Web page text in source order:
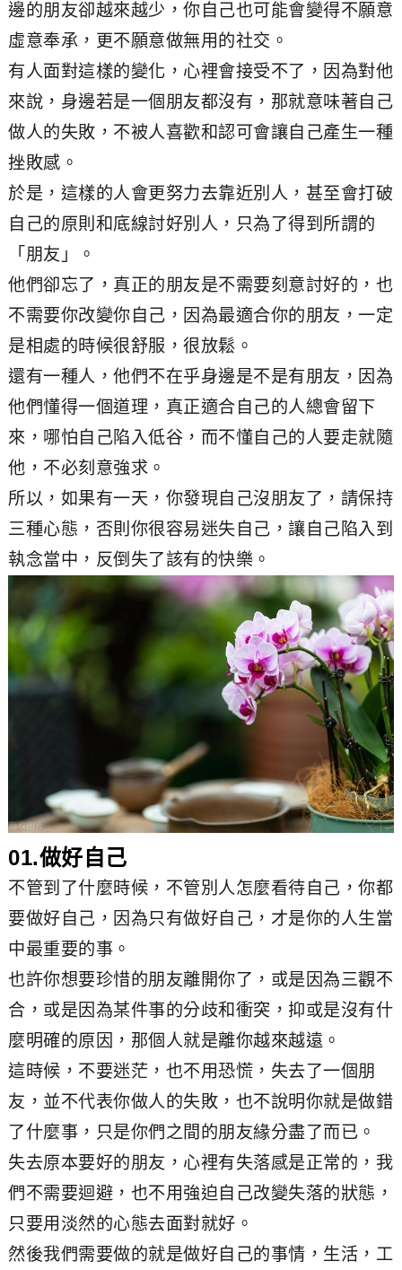
邊的朋友卻越來越少，你自己也可能會變得不願意
虛意奉承，更不願意做無用的社交。
有人面對這樣的變化，心裡會接受不了，因為對他
來說，身邊若是一個朋友都沒有，那就意味著自己
做人的失敗，不被人喜歡和認可會讓自己產生一種
挫敗感。
於是，這樣的人會更努力去靠近別人，甚至會打破
自己的原則和底線討好別人，只為了得到所謂的
「朋友」。
他們卻忘了，真正的朋友是不需要刻意討好的，也
不需要你改變你自己，因為最適合你的朋友，一定
是相處的時候很舒服，很放鬆。
還有一種人，他們不在乎身邊是不是有朋友，因為
他們懂得一個道理，真正適合自己的人總會留下
來，哪怕自己陷入低谷，而不懂自己的人要走就隨
他，不必刻意強求。
所以，如果有一天，你發現自己沒朋友了，請保持
三種心態，否則你很容易迷失自己，讓自己陷入到
執念當中，反倒失了該有的快樂。
01.做好自己
不管到了什麼時候，不管別人怎麼看待自己，你都
要做好自己，因為只有做好自己，才是你的人生當
中最重要的事。
也許你想要珍惜的朋友離開你了，或是因為三觀不
合，或是因為某件事的分歧和衝突，抑或是沒有什
麼明確的原因，那個人就是離你越來越遠。
這時候，不要迷茫，也不用恐慌，失去了一個朋
友，並不代表你做人的失敗，也不說明你就是做錯
了什麼事，只是你們之間的朋友緣分盡了而已。
失去原本要好的朋友，心裡有失落感是正常的，我
們不需要迴避，也不用強迫自己改變失落的狀態，
只要用淡然的心態去面對就好。
然後我們需要做的就是做好自己的事情，生活，工